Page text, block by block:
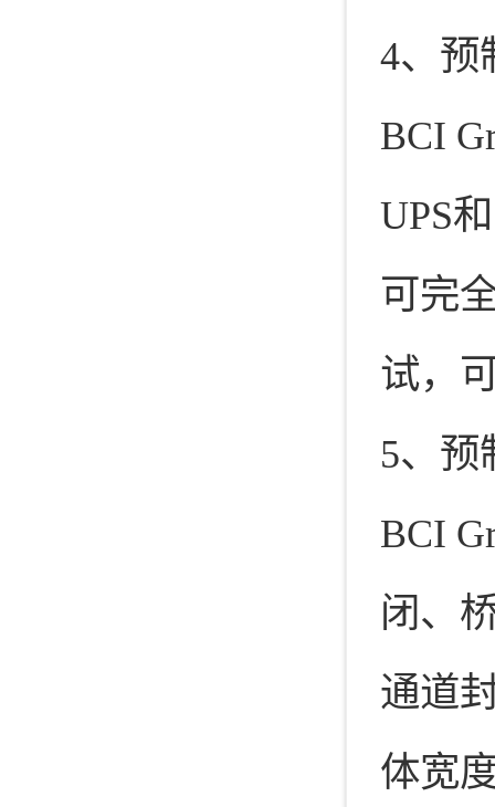
4、预
BCI
UPS
可完
试，
5、预
BCI
闭、
通道
体宽